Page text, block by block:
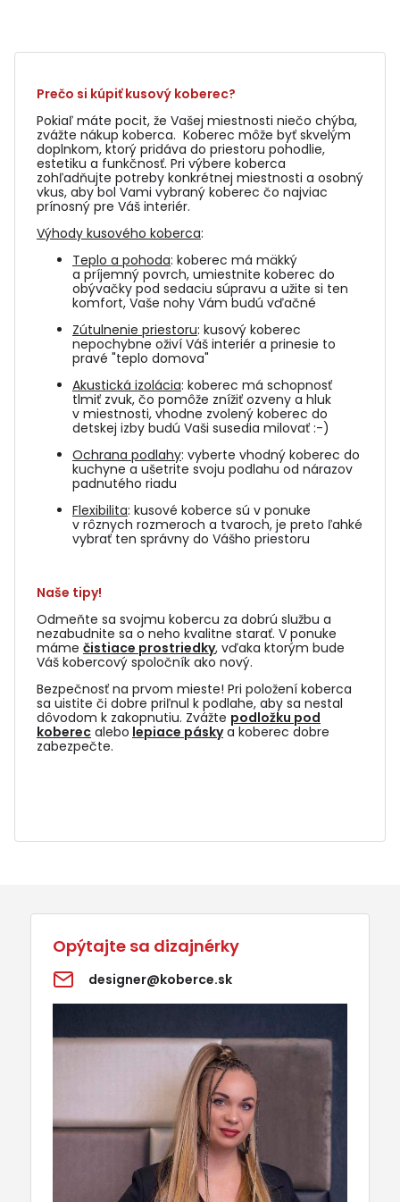
Prečo si kúpiť kusový koberec?
Pokiaľ máte pocit, že Vašej miestnosti niečo chýba,
zvážte nákup koberca. Koberec môže byť skvelým
doplnkom, ktorý pridáva do priestoru pohodlie,
estetiku a funkčnosť. Pri výbere koberca
zohľadňujte potreby konkrétnej miestnosti a osobný
vkus, aby bol Vami vybraný koberec čo najviac
prínosný pre Váš interiér.
Výhody kusového koberca:
Teplo a pohoda: koberec má mäkký
a príjemný povrch, umiestnite koberec do
obývačky pod sedaciu súpravu a užite si ten
komfort, Vaše nohy Vám budú vďačné
Zútulnenie priestoru: kusový koberec
nepochybne oživí Váš interiér a prinesie to
pravé "teplo domova"
Akustická izolácia: koberec má schopnosť
tlmiť zvuk, čo pomôže znížiť ozveny a hluk
v miestnosti, vhodne zvolený koberec do
detskej izby budú Vaši susedia milovať :-)
Ochrana podlahy: vyberte vhodný koberec do
kuchyne a ušetrite svoju podlahu od nárazov
padnutého riadu
Flexibilita: kusové koberce sú v ponuke
v rôznych rozmeroch a tvaroch, je preto ľahké
vybrať ten správny do Vášho priestoru
Naše tipy!
Odmeňte sa svojmu kobercu za dobrú službu a
nezabudnite sa o neho kvalitne starať. V ponuke
máme čistiace prostriedky, vďaka ktorým bude
Váš kobercový spoločník ako nový.
Bezpečnosť na prvom mieste! Pri položení koberca
sa uistite či dobre priľnul k podlahe, aby sa nestal
dôvodom k zakopnutiu. Zvážte podložku pod
koberec alebo lepiace páskya koberec dobre
zabezpečte.
Opýtajte sa dizajnérky
designer@koberce.sk